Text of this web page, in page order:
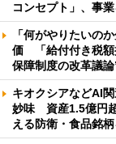
コンセプト」、事
「何がやりたいの
価 「給付付き税額
保障制度の改革議
キオクシアなどAI
妙味 資産1.5億円
える防衛・食品銘